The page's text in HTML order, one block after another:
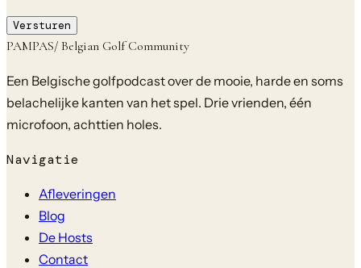
Versturen
PAMPAS/ Belgian Golf Community
Een Belgische golfpodcast over de mooie, harde en soms
belachelijke kanten van het spel. Drie vrienden, één
microfoon, achttien holes.
Navigatie
Afleveringen
Blog
De Hosts
Contact